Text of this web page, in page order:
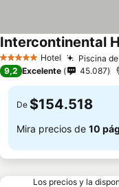
5 Estrellas Hotel Piscina
Intercontinental
9,2 Excelente 45.087
De $154.518
Mira precios de 10
Los precios y la